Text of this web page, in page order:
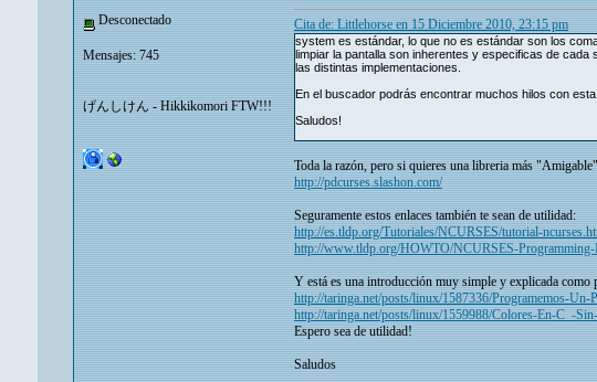
Desconectado
Mensajes: 745
げんしけん - Hikkikomori FTW!!!
Cita de: Littlehorse en 15 Diciembre 2010, 23:15 pm
system es estándar, lo que no es estándar son los
limpiar la pantalla son inherentes y especificas de
las distintas implementaciones.
En el buscador podrás encontrar muchos hilos con esta
Saludos!
Toda la razón, pero si quieres una libreria más
http://pdcurses.slashon.com/
Seguramente estos enlaces también te sean de utilidad:
http://es.tldp.org/Tutoriales/NCURSES/tutorial-
http://www.tldp.org/HOWTO/NCURSES-
Y está es una introducción muy simple y explicada como
http://taringa.net/posts/linux/1587336/Programemos-Un-
http://taringa.net/posts/linux/1559988/Colores-En-C_-
Espero sea de utilidad!
Saludos